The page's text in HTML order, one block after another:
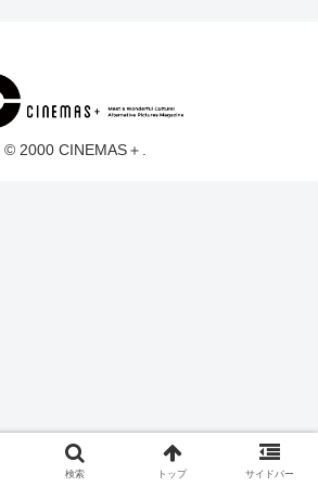
© 2000 CINEMAS＋.
検索 トップ サイドバー